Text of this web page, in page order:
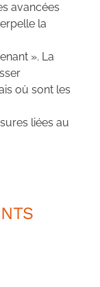
avancées
la
». La
où sont les
liées au